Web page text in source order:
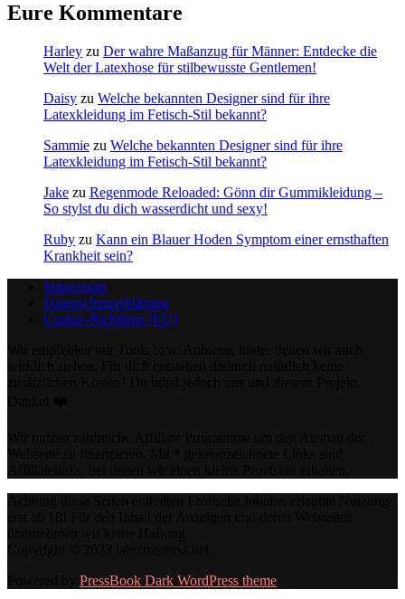
Eure Kommentare
Harley zu Der wahre Maßanzug für Männer: Entdecke die
Welt der Latexhose für stilbewusste Gentlemen!
Daisy zu Welche bekannten Designer sind für ihre
Latexkleidung im Fetisch-Stil bekannt?
Sammie zu Welche bekannten Designer sind für ihre
Latexkleidung im Fetisch-Stil bekannt?
Jake zu Regenmode Reloaded: Gönn dir Gummikleidung –
So stylst du dich wasserdicht und sexy!
Ruby zu Kann ein Blauer Hoden Symptom einer ernsthaften
Krankheit sein?
Impressum
Datenschutzerklärung
Cookie-Richtlinie (EU)
PressBook Dark WordPress theme